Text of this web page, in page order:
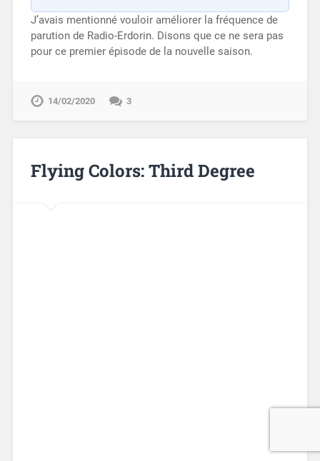
J’avais mentionné vouloir améliorer la fréquence de
parution de Radio-Erdorin. Disons que ce ne sera pas
pour ce premier épisode de la nouvelle saison.
14/02/2020 3
Flying Colors: Third Degree